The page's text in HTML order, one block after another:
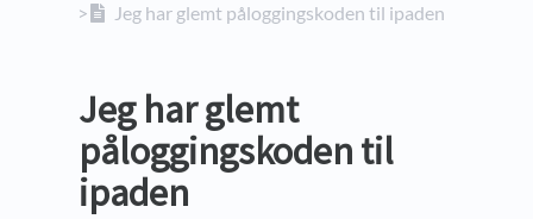
>​
Jeg har glemt påloggingskoden til ipaden
Jeg har glemt
påloggingskoden til
ipaden